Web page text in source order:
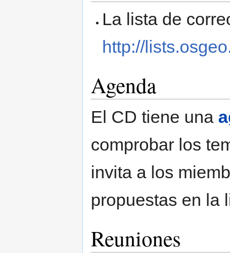
La lista de
http://
Agenda
El CD tiene una
comprobar los
invita a los
propuestas en la
Reuniones